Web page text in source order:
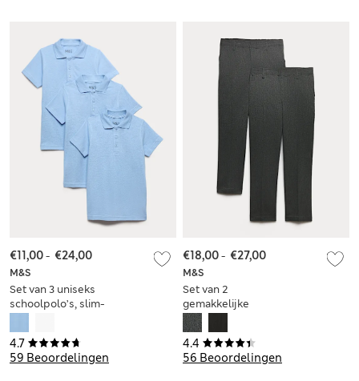
4.7
59 Beoordelingen
M&S
Set van 3 uniseks
schoolpolo’s, slim-
vlekbestendig (2-18
jaar)
€11,00- €24,00
4.4
56 Beoordelingen
M&S
Set van 2
gemakkelijke
schoolbroeken voor
jongens (3-18 jaar)
€18,00- €27,00